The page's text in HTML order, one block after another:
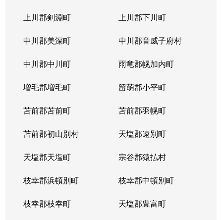
上川郡剣淵町 上川郡下川町
中川郡美深町 中川郡音威子府村
中川郡中川町 雨竜郡幌加内町
増毛郡増毛町 留萌郡小平町
苫前郡苫前町 苫前郡羽幌町
苫前郡初山別村 天塩郡遠別町
天塩郡天塩町 宗谷郡猿払村
枝幸郡浜頓別町 枝幸郡中頓別町
枝幸郡枝幸町 天塩郡豊富町